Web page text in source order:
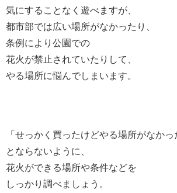
気にすることなく遊べますが、
都市部では広い場所がなかったり、
条例により公園での
花火が禁止されていたりして、
やる場所に悩んでしまいます。
「せっかく買ったけどやる場所がなかっ
とならないように、
花火ができる場所や条件などを
しっかり調べましょう。